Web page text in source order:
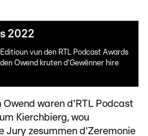
2022
vun den RTL Podcast Awards
Owend kruten d'Gewënner hire
Owend waren d'RTL Podcast
Kierchbierg, wou
Jury zesummen d'Zeremonie